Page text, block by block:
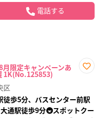
電話する
月限定キャンペーンあ
1K(No.125853)
録
区
徒歩5分、バスセンター前駅
通駅徒歩9分🚇スポットクー